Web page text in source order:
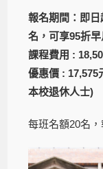
報名期間：即日
名，可享95折
課程費用 :
優惠價 : 17,575
本校退休人士)
每班名額20名